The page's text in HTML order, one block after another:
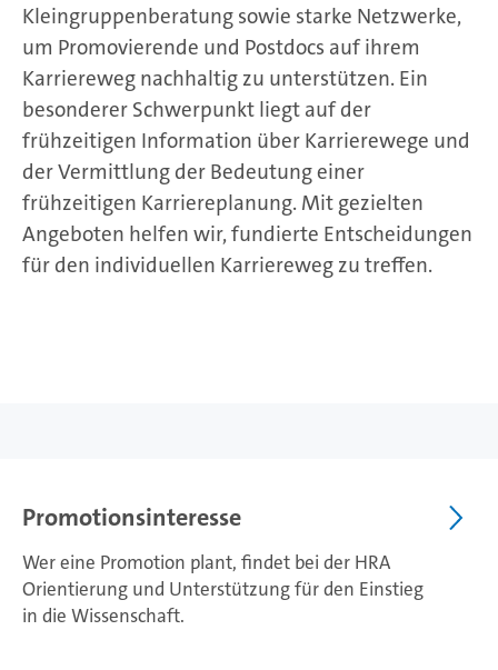
Kleingruppenberatung sowie starke Netzwerke,
um Promovierende und Postdocs auf ihrem
Karriereweg nachhaltig zu unterstützen. Ein
besonderer Schwerpunkt liegt auf der
frühzeitigen Information über Karrierewege und
der Vermittlung der Bedeutung einer
frühzeitigen Karriereplanung. Mit gezielten
Angeboten helfen wir, fundierte Entscheidungen
für den individuellen Karriereweg zu treffen.
Promotionsinteresse
Wer eine Promotion plant, findet bei der HRA
Orientierung und Unterstützung für den Einstieg
in die Wissenschaft.